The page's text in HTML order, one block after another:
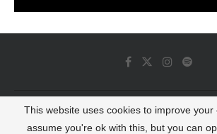
© 2022 - Luminous Dash All Rights
This website uses cookies to improve your
assume you're ok with this, but you can